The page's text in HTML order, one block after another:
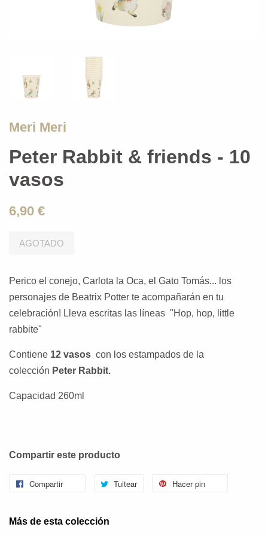
Meri Meri
Peter Rabbit & friends - 10
vasos
6,90 €
AGOTADO
Perico el conejo, Carlota la Oca, el Gato Tomás... los
personajes de Beatrix Potter te acompañarán en tu
celebración! Lleva escritas las líneas "Hop, hop, little
rabbite"
Contiene 12 vasos con los estampados de la
colección Peter Rabbit.
Capacidad 260ml
Compartir este producto
Compartir Tuitear Hacer pin
Más de esta colección